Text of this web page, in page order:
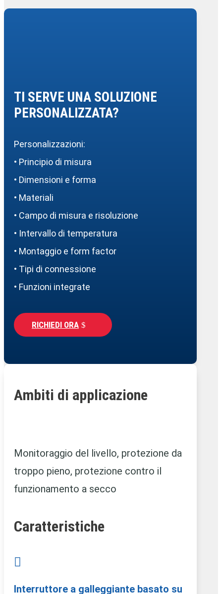
TI SERVE UNA SOLUZIONE
PERSONALIZZATA?
Personalizzazioni:
• Principio di misura
• Dimensioni e forma
• Materiali
• Campo di misura e risoluzione
• Intervallo di temperatura
• Montaggio e form factor
• Tipi di connessione
• Funzioni integrate
RICHIEDI ORA
Ambiti di applicazione
Monitoraggio del livello, protezione da
troppo pieno, protezione contro il
funzionamento a secco
Caratteristiche

Interruttore a galleggiante basato su